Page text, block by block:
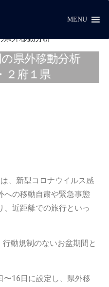
MENU
県外移動分析
県外移動分析
２府１県
は、 新型コロナウイルス感
への移動自粛や緊急事態
、近距離での旅行といっ
行動規制のないお盆期間と
〜16日に設定し、県外移